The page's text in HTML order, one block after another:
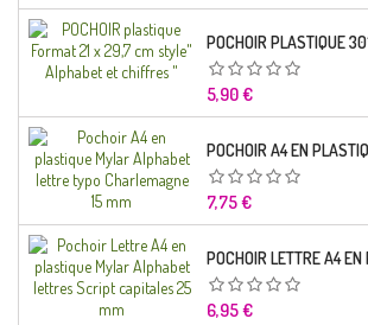
Prix
5,90 €
Prix
7,75 €
Prix
6,95 €